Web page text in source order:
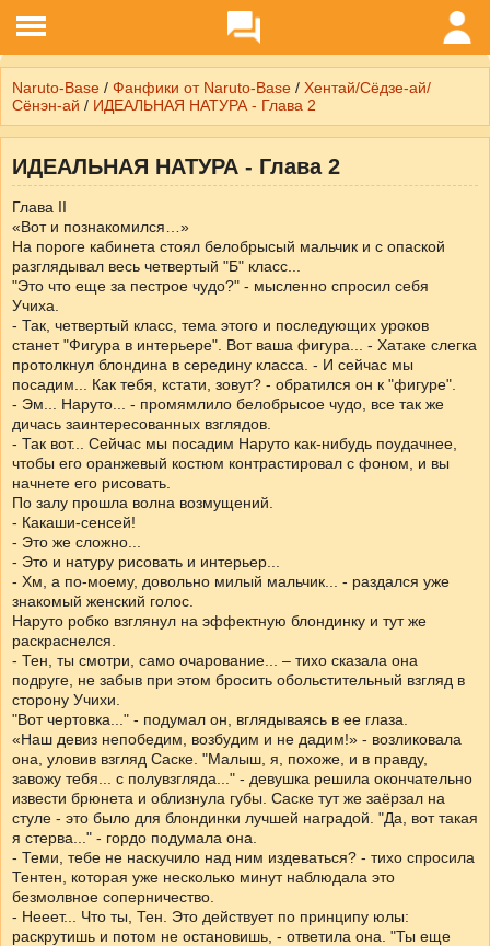
Naruto-Base / Фанфики от Naruto-Base / Хентай/Сёдзе-ай/
Сёнэн-ай / ИДЕАЛЬНАЯ НАТУРА - Глава 2
ИДЕАЛЬНАЯ НАТУРА - Глава 2
Глава II
«Вот и познакомился…»
На пороге кабинета стоял белобрысый мальчик и с опаской
разглядывал весь четвертый "Б" класс...
"Это что еще за пестрое чудо?" - мысленно спросил себя
Учиха.
- Так, четвертый класс, тема этого и последующих уроков
станет "Фигура в интерьере". Вот ваша фигура... - Хатаке слегка
протолкнул блондина в середину класса. - И сейчас мы
посадим... Как тебя, кстати, зовут? - обратился он к "фигуре".
- Эм... Наруто... - промямлило белобрысое чудо, все так же
дичась заинтересованных взглядов.
- Так вот... Сейчас мы посадим Наруто как-нибудь поудачнее,
чтобы его оранжевый костюм контрастировал с фоном, и вы
начнете его рисовать.
По залу прошла волна возмущений.
- Какаши-сенсей!
- Это же сложно...
- Это и натуру рисовать и интерьер...
- Хм, а по-моему, довольно милый мальчик... - раздался уже
знакомый женский голос.
Наруто робко взглянул на эффектную блондинку и тут же
раскраснелся.
- Тен, ты смотри, само очарование... – тихо сказала она
подруге, не забыв при этом бросить обольстительный взгляд в
сторону Учихи.
"Вот чертовка..." - подумал он, вглядываясь в ее глаза.
«Наш девиз непобедим, возбудим и не дадим!» - возликовала
она, уловив взгляд Саске. "Малыш, я, похоже, и в правду,
завожу тебя... с полувзгляда..." - девушка решила окончательно
извести брюнета и облизнула губы. Саске тут же заёрзал на
стуле - это было для блондинки лучшей наградой. "Да, вот такая
я стерва..." - гордо подумала она.
- Теми, тебе не наскучило над ним издеваться? - тихо спросила
Тентен, которая уже несколько минут наблюдала это
безмолвное соперничество.
- Нееет... Что ты, Тен. Это действует по принципу юлы:
раскрутишь и потом не остановишь, - ответила она. "Ты еще